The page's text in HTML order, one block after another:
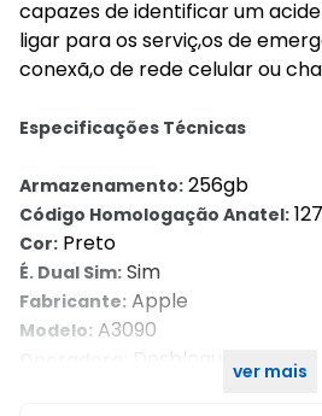
capazes de identificar um
ligar para os serviç,os de
conexã,o de rede celular ou
Especificações Técnicas
Armazenamento: 256gb
Código Homologação Anatel:
Cor: Preto
É. Dual Sim: Sim
Fabricante: Apple
Modelo: A3090
Desbloqueadover mais